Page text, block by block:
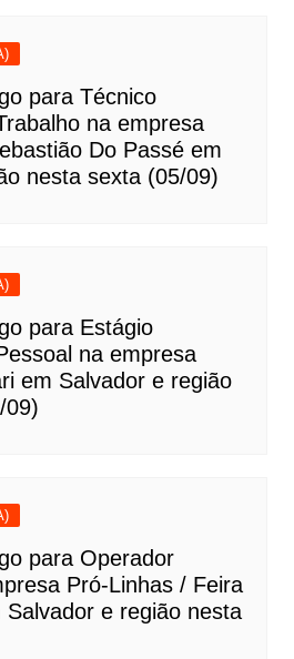
para Técnico
na empresa
Do Passé em
nesta sexta (05/09)
para Estágio
na empresa
em Salvador e região
09)
para Operador
Pró-Linhas / Feira
Salvador e região nesta